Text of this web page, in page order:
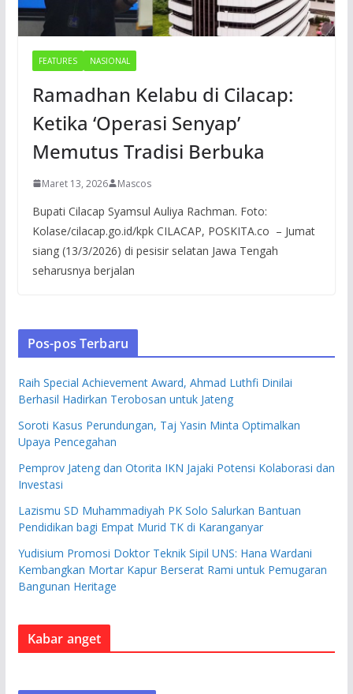
FEATURES NASIONAL
Ramadhan Kelabu di Cilacap:
Ketika ‘Operasi Senyap’
Memutus Tradisi Berbuka
Maret 13, 2026 Mascos
Bupati Cilacap Syamsul Auliya Rachman. Foto:
Kolase/cilacap.go.id/kpk CILACAP, POSKITA.co – Jumat
siang (13/3/2026) di pesisir selatan Jawa Tengah
seharusnya berjalan
Pos-pos Terbaru
Raih Special Achievement Award, Ahmad Luthfi Dinilai
Berhasil Hadirkan Terobosan untuk Jateng
Soroti Kasus Perundungan, Taj Yasin Minta Optimalkan
Upaya Pencegahan
Pemprov Jateng dan Otorita IKN Jajaki Potensi Kolaborasi dan
Investasi
Lazismu SD Muhammadiyah PK Solo Salurkan Bantuan
Pendidikan bagi Empat Murid TK di Karanganyar
Yudisium Promosi Doktor Teknik Sipil UNS: Hana Wardani
Kembangkan Mortar Kapur Berserat Rami untuk Pemugaran
Bangunan Heritage
Kabar anget